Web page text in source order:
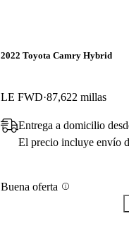
2022 Toyota Camry Hybrid
LE FWD 87,622 millas
Entrega a domicilio
El precio incluye envío
Buena oferta